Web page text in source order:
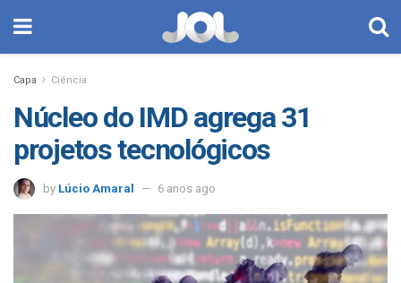
Capa Ciência
Núcleo do IMD agrega 31
projetos tecnológicos
by Lúcio Amaral 6 anos ago